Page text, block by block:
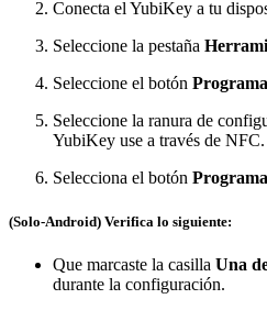
Conecta el YubiKey a tu
Seleccione la pestaña
Seleccione el botón
Seleccione la ranura de
YubiKey use a través de NFC.
Selecciona el botón Programa
(Solo-Android) Verifica lo siguiente:
Que marcaste la casilla Una
durante la configuración.